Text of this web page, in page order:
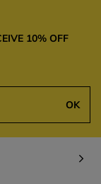
10% OFF
OK